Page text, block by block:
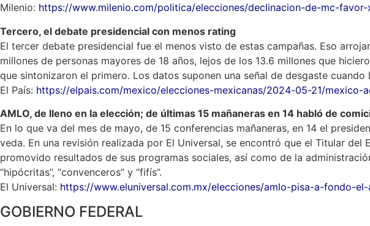
Milenio: https://www.milenio.com/politica/elecciones/declinacion-de-mc-
Tercero, el debate presidencial con menos rating
El tercer debate presidencial fue el menos visto de estas campañas. Eso
millones de personas mayores de 18 años, lejos de los 13.6 millones que
que sintonizaron el primero. Los datos suponen una señal de desgaste
El País: https://elpais.com/mexico/elecciones-mexicanas/2024-05-21/
AMLO, de lleno en la elección; de últimas 15 mañaneras en 14 habló de
En lo que va del mes de mayo, de 15 conferencias mañaneras, en 14 el
veda. En una revisión realizada por El Universal, se encontró que el Titular
promovido resultados de sus programas sociales, así como de la
“hipócritas”, “convenceros” y “fifís”.
El Universal: https://www.eluniversal.com.mx/elecciones/amlo-pisa-a-fondo-
GOBIERNO FEDERAL